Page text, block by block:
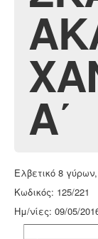
A΄
Ελβετικό 8
Κωδικός: 125/221
Ημ/νίες: 09/05/